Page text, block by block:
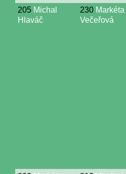
205 Michal
Hlaváč
230 Markéta
Večeřová